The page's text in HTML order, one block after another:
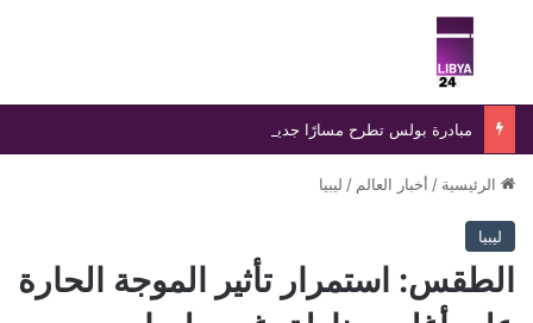
بحث عن
مبادرة بولس تطرح مسارًا جديدًا لإنهاء الانسداد السياسي في ليبيا
الرئيسية / أخبار العالم / ليبيا
ليبيا
الطقس: استمرار تأثير الموجة الحارة